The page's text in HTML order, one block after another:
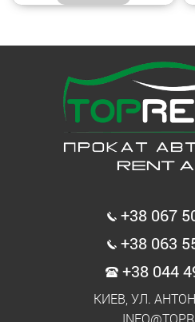
+38 067
+38 063
+38 044
КИЕВ, УЛ.